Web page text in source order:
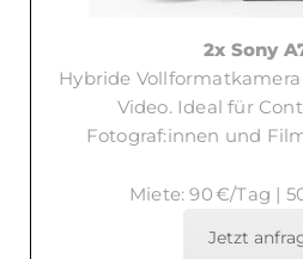
2x Sony
Hybride
Video. Ideal für
Fotograf:innen und
Miete: 90 €/Tag |
Jetzt